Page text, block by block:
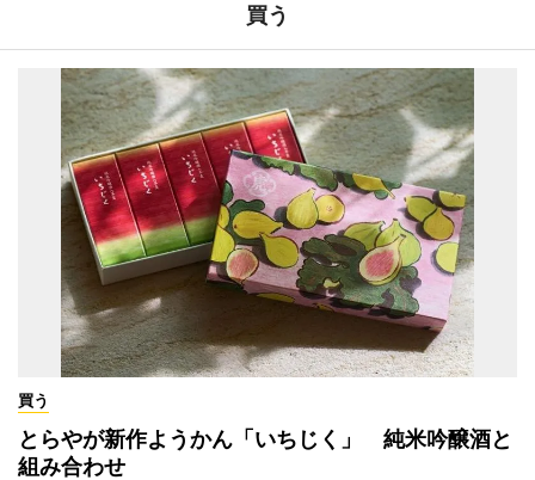
買う
買う
とらやが新作ようかん「いちじく」 純米吟醸酒と
組み合わせ